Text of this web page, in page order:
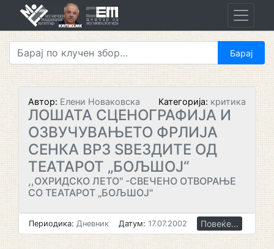
Автор: Елени Новаковска Категорија: критика
ЛОШАТА СЦЕНОГРАФИЈА И
ОЗВУЧУВАЊЕТО ФРЛИЈА
СЕНКА ВРЗ ЅВЕЗДИТЕ ОД
ТЕАТАРОТ „БОЉШОЈ“
,,ОХРИДСКО ЛЕТО" -СВЕЧЕНО ОТВОРАЊЕ
СО ТЕАТАРОТ „БОЉШОЈ"
Периодика: Дневник Датум: 17.07.2002 Повеќе...